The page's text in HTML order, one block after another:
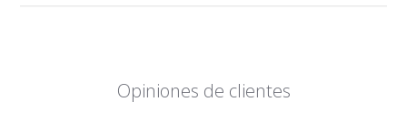
Opiniones de clientes